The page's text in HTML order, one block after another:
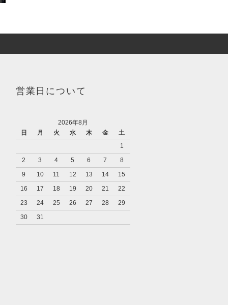
営業日について
2026年8月
日
月 火 水 木 金
土
1
2
3 4 5 6 7
8
9
10 11 12 13 14
15
16
17 18 19 20 21
22
23
24 25 26 27 28
29
30
31